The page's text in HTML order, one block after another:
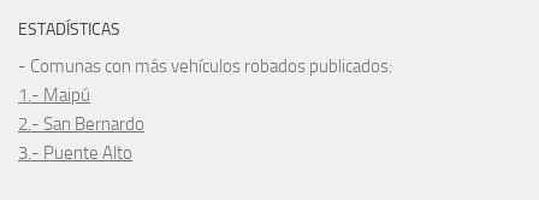
ESTADÍSTICAS
- Comunas con más vehículos robados publicados:
1.- Maipú
2.- San Bernardo
3.- Puente Alto